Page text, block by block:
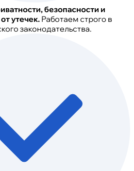
безопасности и
утечек. Работаем строго в
законодательства.